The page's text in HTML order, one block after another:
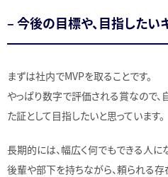
– 今後の目標や、目指したい
まずは社内でMVPを取ることです。
やっぱり数字で評価される賞なので
た証として目指したいと思っています。
長期的には、幅広く何でもできる人に
後輩や部下を持ちながら、頼られる